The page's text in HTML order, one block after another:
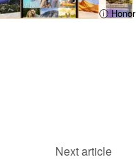
ⓘ Honor
Next article